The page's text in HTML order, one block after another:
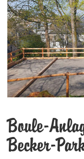
Boule-
Becker-